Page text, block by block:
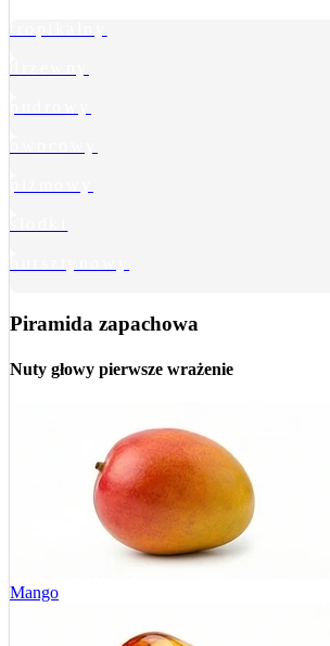
Piramida zapachowa
Nuty głowy pierwsze wrażenie
Mango